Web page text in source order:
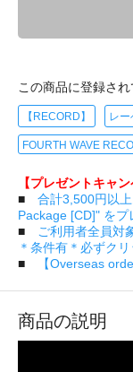
この商品に登録さ
【RECORD】 レー
FOURTH WAVE
【プレゼントキャン
■ 合計3,500円以
Package [CD]" をプ
■
ご利用者全員対
＊条件有＊必ずクリ
■
【Overseas
商品の説明